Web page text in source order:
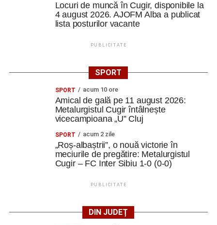
Locuri de muncă în Cugir, disponibile la
4 august 2026. AJOFM Alba a publicat
lista posturilor vacante
PUBLICITATE
SPORT
SPORT acum 10 ore
Amical de gală pe 11 august 2026:
Metalurgistul Cugir întâlnește
vicecampioana „U” Cluj
SPORT acum 2 zile
„Roș-albaștrii”, o nouă victorie în
meciurile de pregătire: Metalurgistul
Cugir – FC Inter Sibiu 1-0 (0-0)
PUBLICITATE
DIN JUDEȚ